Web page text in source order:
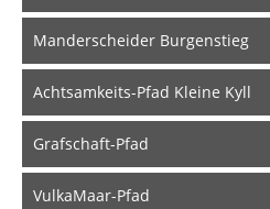
Manderscheider Burgenstieg
Achtsamkeits-Pfad Kleine Kyll
Grafschaft-Pfad
VulkaMaar-Pfad